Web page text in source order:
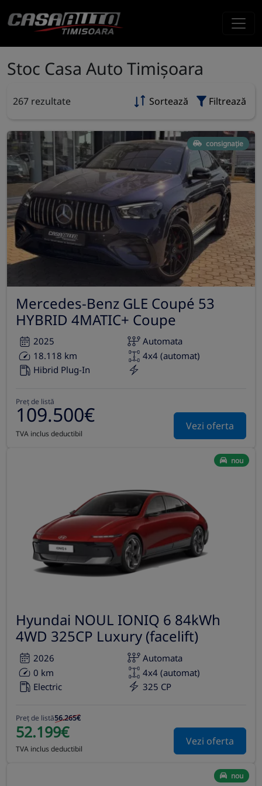
Stoc Casa Auto Timișoara
267 rezultate Sortează Filtrează
consignație
Mercedes-Benz GLE Coupé 53
HYBRID 4MATIC+ Coupe
2025
Automata
18.118 km
4x4 (automat)
Hibrid Plug-In
Preț de listă
109.500€
TVA inclus deductibil
Vezi oferta
nou
Hyundai NOUL IONIQ 6 84kWh
4WD 325CP Luxury (facelift)
2026
Automata
0 km
4x4 (automat)
Electric
325 CP
Preț de listă56.265€
52.199€
TVA inclus deductibil
Vezi oferta
nou